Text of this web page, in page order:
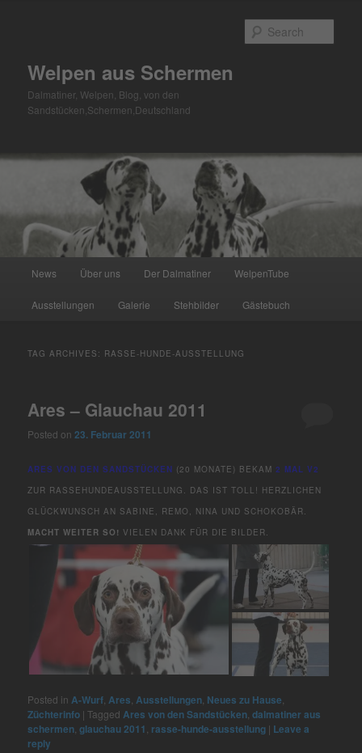
Welpen aus Schermen
Dalmatiner, Welpen, Blog, von den
Sandstücken,Schermen,Deutschland
News Über uns Der Dalmatiner WelpenTube
Ausstellungen Galerie Stehbilder Gästebuch
TAG ARCHIVES: RASSE-HUNDE-AUSSTELLUNG
Ares – Glauchau 2011
Posted on23. Februar 2011
ARES VON DEN SANDSTÜCKEN (20 MONATE) BEKAM2 MAL V2
ZUR RASSEHUNDEAUSSTELLUNG. DAS IST TOLL! HERZLICHEN
GLÜCKWUNSCH AN SABINE, REMO, NINA UND SCHOKOBÄR.
MACHT WEITER SO! VIELEN DANK FÜR DIE BILDER.
Posted in A-Wurf,Ares,Ausstellungen, Neues zu Hause,
Züchterinfo |Tagged Ares von den Sandstücken,dalmatiner aus
schermen,glauchau 2011, rasse-hunde-ausstellung | Leave a
reply